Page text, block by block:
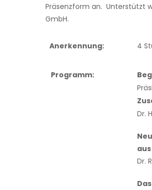
Präsenzform an. Unterstützt
GmbH.
Anerkennung: 4
Programm:
Dr.
Dr.